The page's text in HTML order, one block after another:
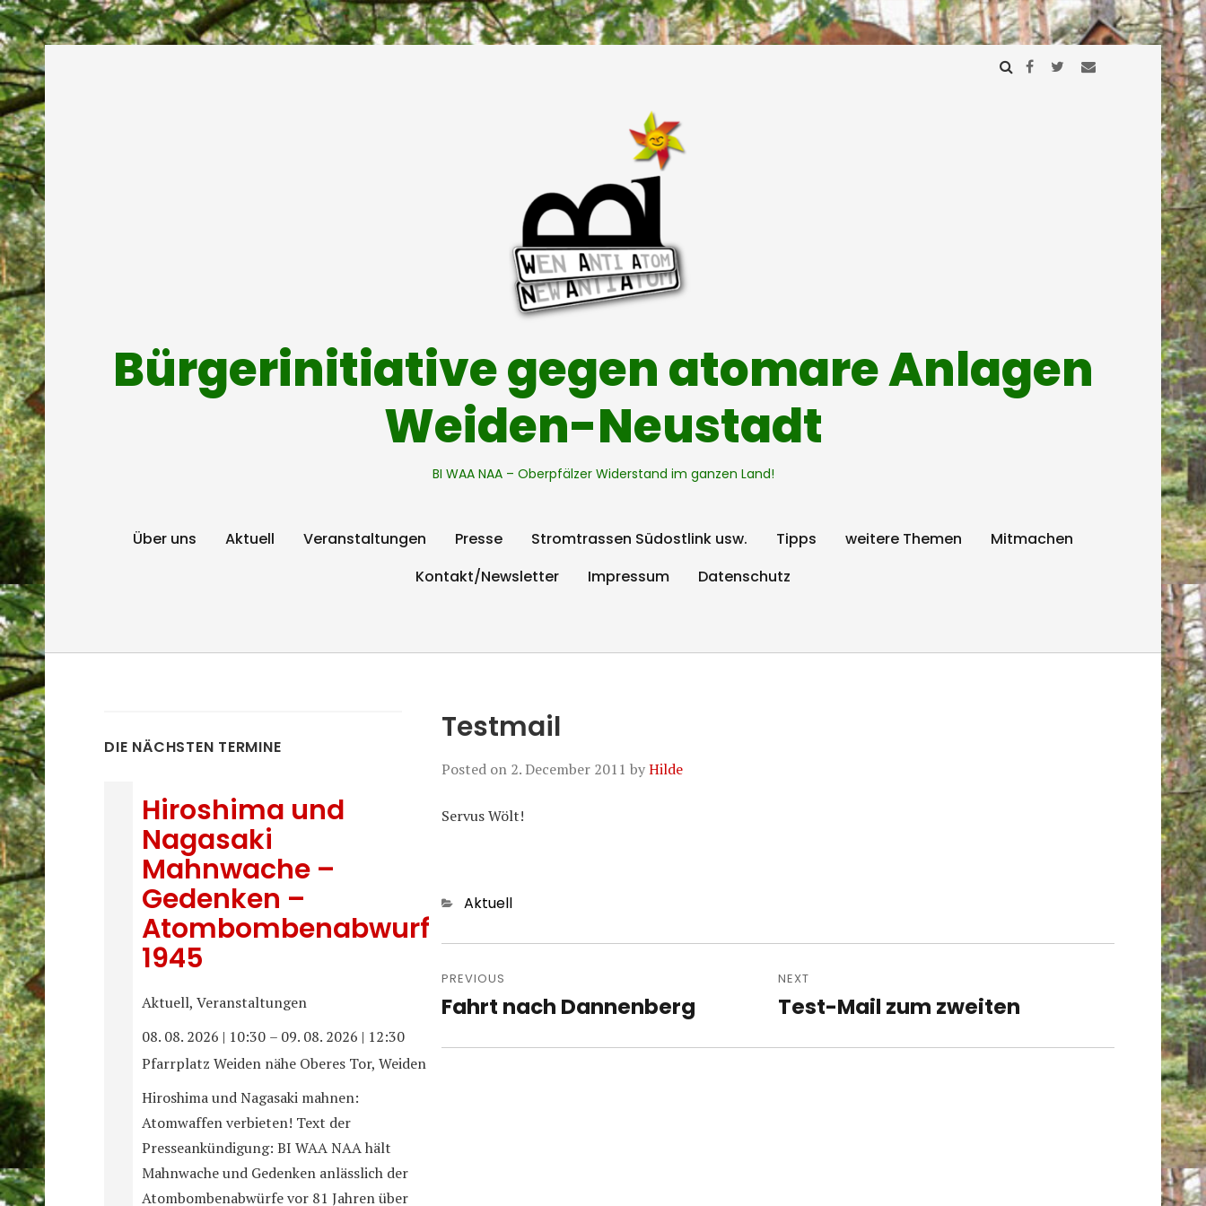
Bürgerinitiative gegen atomare Anlagen
Weiden-Neustadt
BI WAA NAA – Oberpfälzer Widerstand im ganzen Land!
Über uns Aktuell Veranstaltungen Presse Stromtrassen Südostlink usw. Tipps weitere Themen
Mitmachen
Kontakt/Newsletter
Impressum Datenschutz
Testmail
Posted on 2. December 2011 byHilde
Servus Wölt!
Categories
Aktuell
Post
navigation
PREVIOUS
Previous
Fahrt nach Dannenberg
NEXT
Next
Test-Mail zum zweiten
DIE NÄCHSTEN TERMINE
Hiroshima und
Nagasaki
Mahnwache –
Gedenken –
Atombombenabwurf
1945
Aktuell, Veranstaltungen
08. 08. 2026 | 10:30 – 09. 08. 2026 | 12:30
Pfarrplatz Weiden nähe Oberes Tor, Weiden
Hiroshima und Nagasaki mahnen:
Atomwaffen verbieten! Text der
Presseankündigung: BI WAA NAA hält
Mahnwache und Gedenken anlässlich der
Atombombenabwürfe vor 81 Jahren über